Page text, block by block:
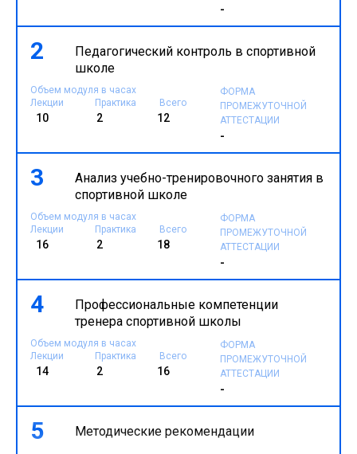
-
2
Педагогический контроль в спортивной
школе
Объем модуля в часах
Лекции
Практика Всего
10 2 12
ФОРМА
ПРОМЕЖУТОЧНОЙ
АТТЕСТАЦИИ
-
3
Анализ учебно-тренировочного занятия в
спортивной школе
Объем модуля в часах
Лекции
Практика Всего
16 2 18
ФОРМА
ПРОМЕЖУТОЧНОЙ
АТТЕСТАЦИИ
-
4
Профессиональные компетенции
тренера спортивной школы
Объем модуля в часах
Лекции
Практика Всего
14 2 16
ФОРМА
ПРОМЕЖУТОЧНОЙ
АТТЕСТАЦИИ
-
5 Методические рекомендации